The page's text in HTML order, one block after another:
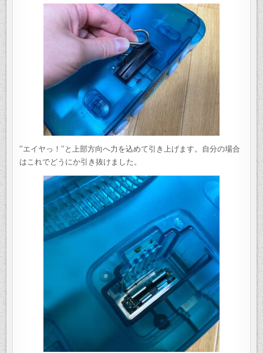
”エイヤっ！”と上部方向へ力を込めて引き上げます。自分の場合
はこれでどうにか引き抜けました。